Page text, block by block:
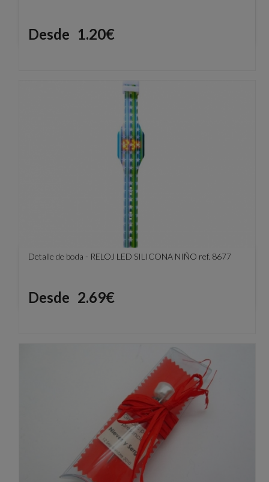
Precio
Desde 1.20€
Detalle de boda - RELOJ LED SILICONA NIÑO ref. 8677
Precio
Desde 2.69€